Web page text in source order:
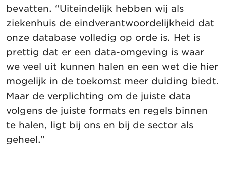
bevatten. “Uiteindelijk hebben wij als
ziekenhuis de eindverantwoordelijkheid dat
onze database volledig op orde is. Het is
prettig dat er een data-omgeving is waar
we veel uit kunnen halen en een wet die hier
mogelijk in de toekomst meer duiding biedt.
Maar de verplichting om de juiste data
volgens de juiste formats en regels binnen
te halen, ligt bij ons en bij de sector als
geheel.”